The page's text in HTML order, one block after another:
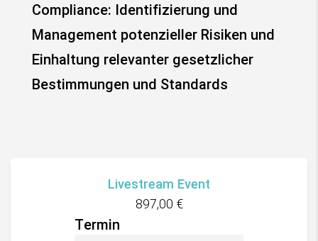
Compliance: Identifizierung und
Management potenzieller Risiken und
Einhaltung relevanter gesetzlicher
Bestimmungen und Standards
Livestream Event
897,00 €
Termin